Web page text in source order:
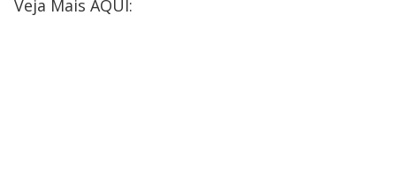
Veja Mais AQUI: